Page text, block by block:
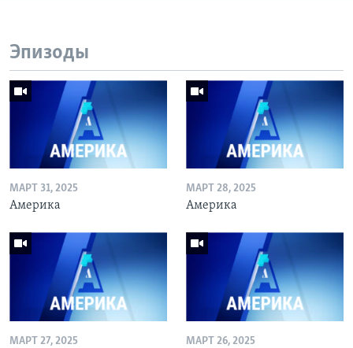
Эпизоды
МАРТ 31, 2025
Америка
МАРТ 28, 2025
Америка
МАРТ 27, 2025 МАРТ 26, 2025